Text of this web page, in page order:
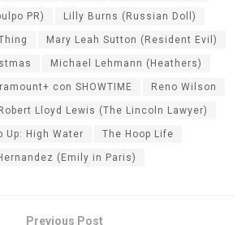
PR) Lilly Burns (Russian Doll)
Mary Leah Sutton (Resident Evil)
Michael Lehmann (Heathers)
con SHOWTIME Reno Wilson
Robert Lloyd Lewis (The Lincoln Lawyer)
Up: High Water The Hoop Life
(Emily in Paris)
Previous Post